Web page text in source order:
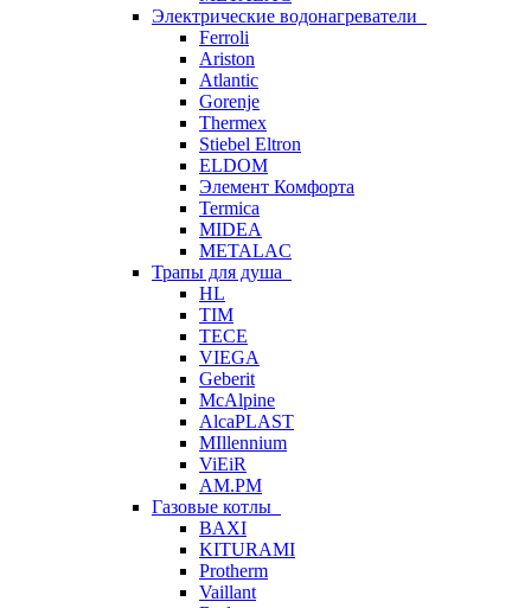
Электрические водонагреватели
Ferroli
Ariston
Atlantic
Gorenje
Thermex
Stiebel Eltron
ELDOM
Элемент Комфорта
Termica
MIDEA
METALAC
Трапы для душа
HL
TIM
TECE
VIEGA
Geberit
McAlpine
AlcaPLAST
MIllennium
ViEiR
AM.PM
Газовые котлы
BAXI
KITURAMI
Protherm
Vaillant